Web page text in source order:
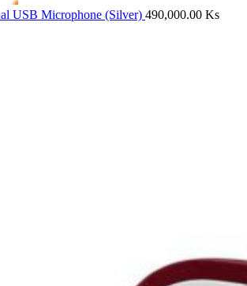
USB Microphone (Silver) 490,000.00 Ks